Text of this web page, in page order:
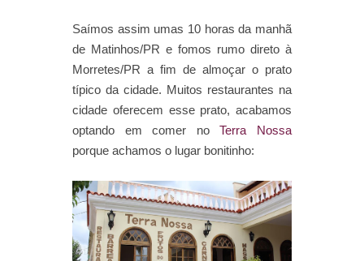
Saímos assim umas 10 horas da manhã
de Matinhos/PR e fomos rumo direto à
Morretes/PR a fim de almoçar o prato
típico da cidade. Muitos restaurantes na
cidade oferecem esse prato, acabamos
optando em comer noTerra Nossa
porque achamos o lugar bonitinho: